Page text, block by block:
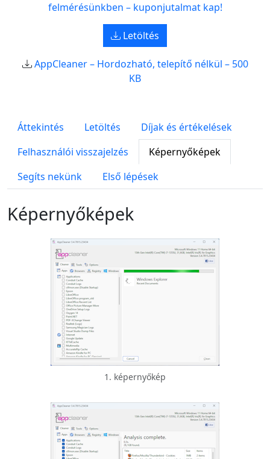
felmérésünkben – kuponjutalmat kap!
Letöltés
AppCleaner – Hordozható, telepítő nélkül – 500
KB
Áttekintés Letöltés
Díjak és értékelések
Felhasználói visszajelzés
Képernyőképek
Segíts nekünk
Első lépések
Képernyőképek
1. képernyőkép